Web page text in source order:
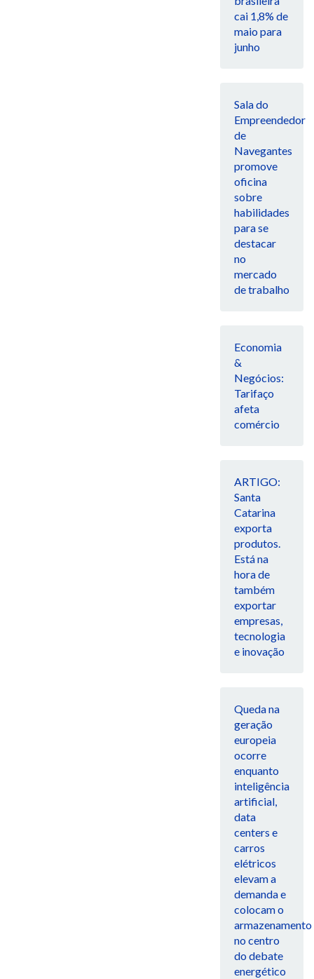
cai 1,8% de
maio para
junho
Sala do
Empreendedor
de
Navegantes
promove
oficina
sobre
habilidades
para se
destacar
no
mercado
de trabalho
Economia
&
Negócios:
Tarifaço
afeta
comércio
ARTIGO:
Santa
Catarina
exporta
produtos.
Está na
hora de
também
exportar
empresas,
tecnologia
e inovação
Queda na
geração
europeia
ocorre
enquanto
inteligência
artificial,
data
centers e
carros
elétricos
elevam a
demanda e
colocam o
armazenamento
no centro
do debate
energético